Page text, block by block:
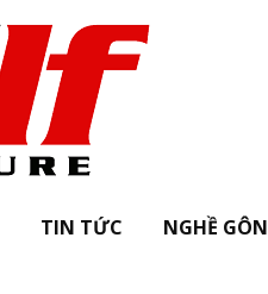
TIN TỨC NGHỀ GÔN